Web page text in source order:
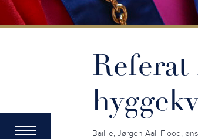
Referat
Baillie, Jørgen Aall Flood,